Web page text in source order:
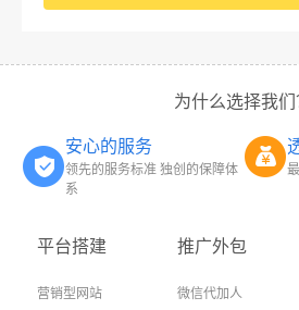
为什么选择我们
安心的服务
领先的服务标准 独创的保障体
系
平台搭建
营销型网站
推广外包
微信代加人